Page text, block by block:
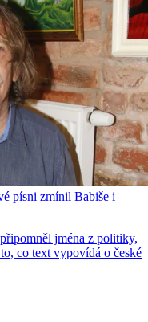
písni zmínil Babiše i
jména z politiky,
co text vypovídá o české